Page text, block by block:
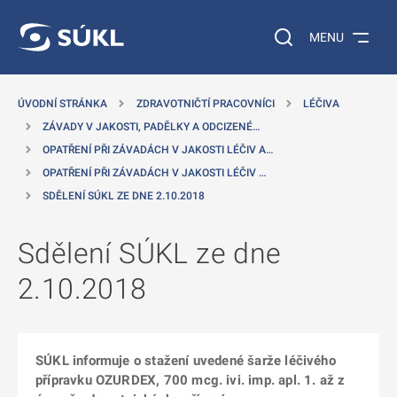
Vyhledávání na
MENU
ÚVODNÍ STRÁNKA ZDRAVOTNIČTÍ PRACOVNÍCI
LÉČIVA
ZÁVADY V JAKOSTI, PADĚLKY A ODCIZENÉ…
OPATŘENÍ PŘI ZÁVADÁCH V JAKOSTI LÉČIV A…
OPATŘENÍ PŘI ZÁVADÁCH V JAKOSTI LÉČIV …
SDĚLENÍ SÚKL ZE DNE 2.10.2018
Sdělení SÚKL ze dne
2.10.2018
SÚKL informuje o stažení uvedené šarže léčivého
přípravku OZURDEX, 700 mcg. ivi. imp. apl. 1. až z